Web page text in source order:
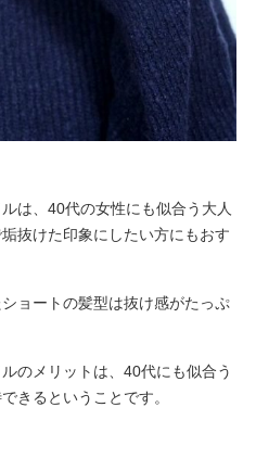
は、40代の女性にも似合う大人
抜けた印象にしたい方にもおす
ョートの髪型は抜け感がたっぷ
のメリットは、40代にも似合う
きるということです。